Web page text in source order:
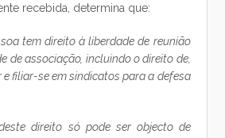
recebida, determina que:
tem direito à liberdade de reunião
de associação, incluindo o direito de,
filiar-se em sindicatos para a defesa
direito só pode ser objecto de